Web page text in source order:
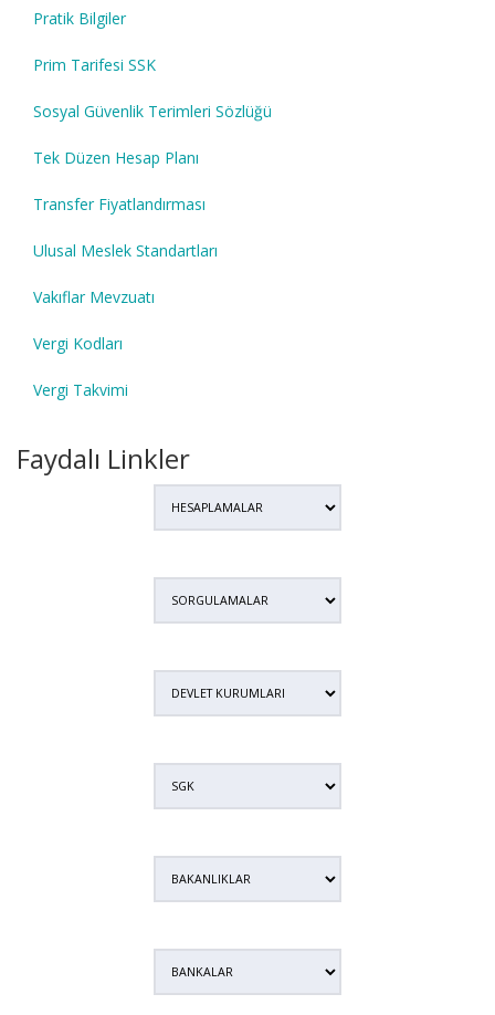
Pratik Bilgiler
Prim Tarifesi SSK
Sosyal Güvenlik Terimleri Sözlüğü
Tek Düzen Hesap Planı
Transfer Fiyatlandırması
Ulusal Meslek Standartları
Vakıflar Mevzuatı
Vergi Kodları
Vergi Takvimi
Faydalı Linkler